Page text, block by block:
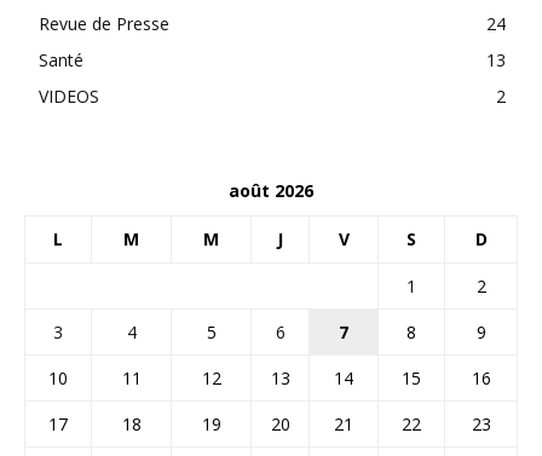
Revue de Presse
24
Santé
13
VIDEOS
2
août 2026
L M M J V S D
1
2
3
4 5 6 7 8
9
10
11 12 13 14 15
16
17
18 19 20 21 22
23